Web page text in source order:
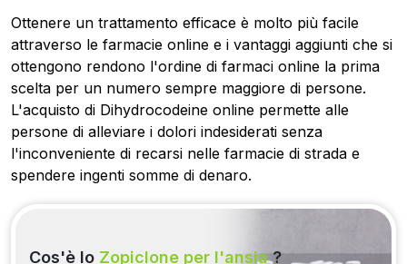
Ottenere un trattamento efficace è molto più facile
attraverso le farmacie online e i vantaggi aggiunti che si
ottengono rendono l'ordine di farmaci online la prima
scelta per un numero sempre maggiore di persone.
L'acquisto di Dihydrocodeine online permette alle
persone di alleviare i dolori indesiderati senza
l'inconveniente di recarsi nelle farmacie di strada e
spendere ingenti somme di denaro.
Cos'è lo Zopiclone per l'ansia?